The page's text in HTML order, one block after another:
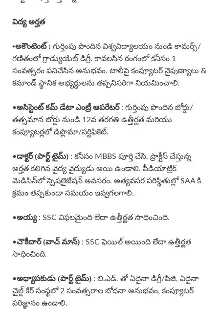
విద్య అర్హత
•అకౌంటెంట్ : గుర్తింపు పొందిన విశ్వవిద్యాలయం నుండి కామర్స్/
గణితంలో గ్రాడ్యుయేట్ డిగ్రీ. కావలసిన రంగంలో కనీసం 1
సంవత్సరం పనిచేసిన అనుభవం. టాలీపై కంప్యూటర్ నైపుణ్యాలు &
కమాండ్ స్థానిక అభ్యర్థులను తప్పనిసరిగా నియమించాలి.
•అసిస్టెంట్ కమ్ డేటా ఎంట్రీ ఆపరేటర్: గుర్తింపు పొందిన బోర్డు/
తత్సమాన బోర్డు నుండి 12వ తరగతి ఉత్తీర్ణత మరియు
కంప్యూటర్లలో డిప్లొమా/సర్టిఫికెట్.
•డాక్టర్ (పార్ట్ టైమ్) : కనీసం MBBS పూర్తి చేసి, ప్రాక్టీస్ చేస్తున్న
అర్హత కలిగిన వైద్య వైద్యుడు అయి ఉండాలి. పీడియాట్రిక్
మెడిసిన్‌లో స్పెషలైజేషన్ అవసరం. అత్యవసర పరిస్థితుల్లో SAA కి
క్రమం తప్పకుండా సమయం ఇవ్వగలగాలి.
•అయ్య: SSC విఫలమైంది లేదా ఉత్తీర్ణత సాధించింది.
•చౌకీదార్ (వాచ్ మాన్) : SSC ఫెయిల్ అయింది లేదా ఉత్తీర్ణత
సాధించింది.
•అధ్యాపకుడు (పార్ట్ టైమ్) : బి.ఎడ్. తో ఏదైనా డిగ్రీ/పిజి, ఏదైనా
చైల్డ్ కేర్ సంస్థలో 2 సంవత్సరాల బోధనా అనుభవం, కంప్యూటర్
పరిజ్ఞానం ఉండాలి.